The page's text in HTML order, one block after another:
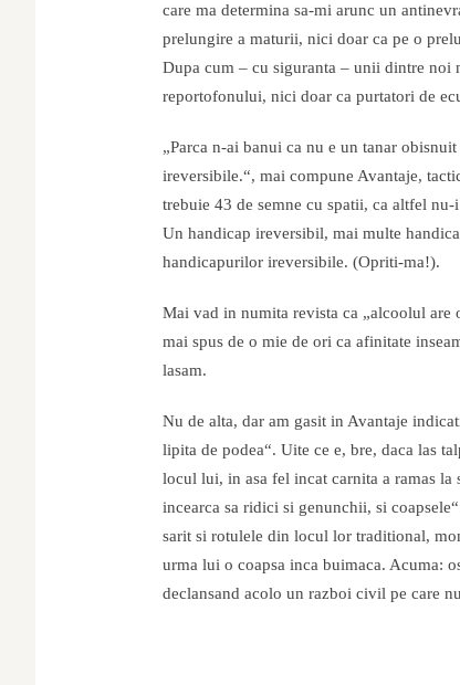
care ma determina sa-mi arunc un
prelungire a maturii, nici doar ca pe o
Dupa cum – cu siguranta – unii dintre noi
reportofonului, nici doar ca purtatori de
„Parca n-ai banui ca nu e un tanar
ireversibile.“, mai compune Avantaje,
trebuie 43 de semne cu spatii, ca altfel
Un handicap ireversibil, mai multe
handicapurilor ireversibile. (Opriti-ma!).
Mai vad in numita revista ca „alcoolul are
mai spus de o mie de ori ca afinitate
lasam.
Nu de alta, dar am gasit in Avantaje
lipita de podea“. Uite ce e, bre, daca las
locul lui, in asa fel incat carnita a ramas la
incearca sa ridici si genunchii, si
sarit si rotulele din locul lor traditional,
urma lui o coapsa inca buimaca. Acuma:
declansand acolo un razboi civil pe care